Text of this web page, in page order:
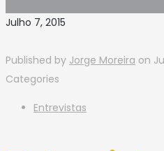
Julho 7, 2015
Published by Jorge Moreira on
Categories
Entrevistas